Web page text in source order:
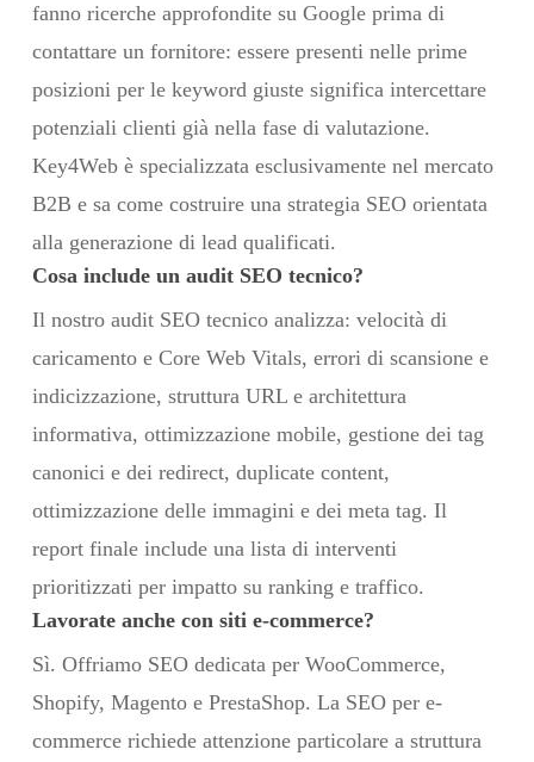
fanno ricerche approfondite su Google prima di
contattare un fornitore: essere presenti nelle prime
posizioni per le keyword giuste significa intercettare
potenziali clienti già nella fase di valutazione.
Key4Web è specializzata esclusivamente nel mercato
B2B e sa come costruire una strategia SEO orientata
alla generazione di lead qualificati.
Cosa include un audit SEO tecnico?
Il nostro audit SEO tecnico analizza: velocità di
caricamento e Core Web Vitals, errori di scansione e
indicizzazione, struttura URL e architettura
informativa, ottimizzazione mobile, gestione dei tag
canonici e dei redirect, duplicate content,
ottimizzazione delle immagini e dei meta tag. Il
report finale include una lista di interventi
prioritizzati per impatto su ranking e traffico.
Lavorate anche con siti e-commerce?
Sì. Offriamo SEO dedicata per WooCommerce,
Shopify, Magento e PrestaShop. La SEO per e-
commerce richiede attenzione particolare a struttura